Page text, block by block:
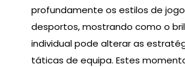
profundamente os estilos de
desportos, mostrando como o
individual pode alterar as
táticas de equipa. Estes